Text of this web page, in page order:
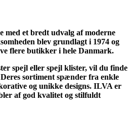
med et bredt udvalg af moderne
blev grundlagt i 1974 og
flere butikker i hele Danmark.
spejl eller spejl klister, vil du finde
sortiment spænder fra enkle
og unikke designs. ILVA er
af god kvalitet og stilfuldt